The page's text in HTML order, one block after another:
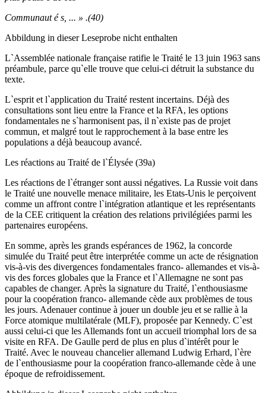
Communaut é s, ... » .(40)
Abbildung in dieser Leseprobe nicht enthalten
L`Assemblée nationale française ratifie le Traité le 13 juin 1963 sans
préambule, parce qu`elle trouve que celui-ci détruit la substance du
texte.
L`esprit et l`application du Traité restent incertains. Déjà des
consultations sont lieu entre la France et la RFA, les options
fondamentales ne s`harmonisent pas, il n`existe pas de projet
commun, et malgré tout le rapprochement à la base entre les
populations a déjà beaucoup avancé.
Les réactions au Traité de l`Élysée (39a)
Les réactions de l`étranger sont aussi négatives. La Russie voit dans
le Traité une nouvelle menace militaire, les Etats-Unis le perçoivent
comme un affront contre l`intégration atlantique et les représentants
de la CEE critiquent la création des relations privilégiées parmi les
partenaires européens.
En somme, après les grands espérances de 1962, la concorde
simulée du Traité peut être interprétée comme un acte de résignation
vis-à-vis des divergences fondamentales franco- allemandes et vis-à-
vis des forces globales que la France et l`Allemagne ne sont pas
capables de changer. Après la signature du Traité, l`enthousiasme
pour la coopération franco- allemande cède aux problèmes de tous
les jours. Adenauer continue à jouer un double jeu et se rallie à la
Force atomique multilatérale (MLF), proposée par Kennedy. C`est
aussi celui-ci que les Allemands font un accueil triomphal lors de sa
visite en RFA. De Gaulle perd de plus en plus d`intérêt pour le
Traité. Avec le nouveau chancelier allemand Ludwig Erhard, l`ère
de l`enthousiasme pour la coopération franco-allemande cède à une
époque de refroidissement.